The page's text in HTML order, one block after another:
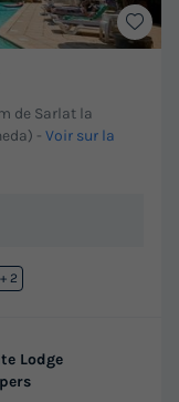
de Sarlat la
- Voir sur la
+ 2
Lodge